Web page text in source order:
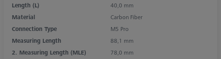
Length (L)
40,0 mm
Material
Carbon Fiber
Connection Type
M5 Pro
Measuring Length
88,1 mm
2. Measuring Length (MLE)
78,0 mm